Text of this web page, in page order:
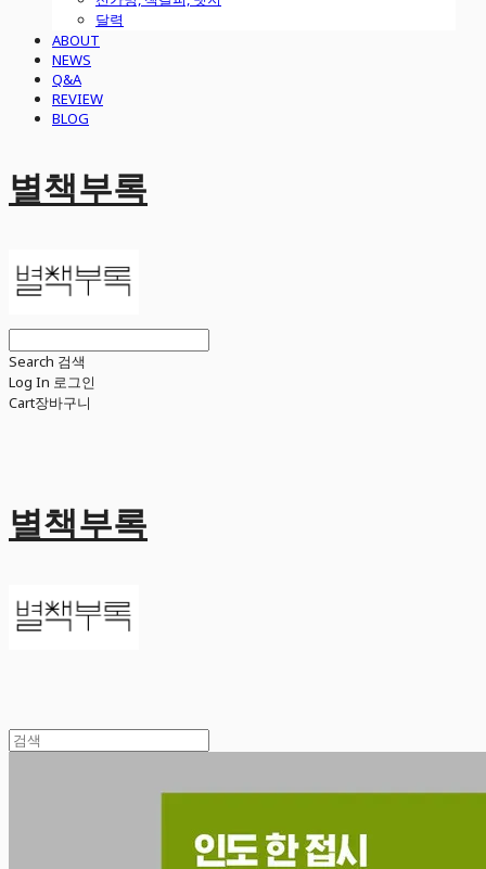
달력
ABOUT
NEWS
Q&A
REVIEW
BLOG
별책부록
Search 검색
Log In 로그인
Cart장바구니
별책부록